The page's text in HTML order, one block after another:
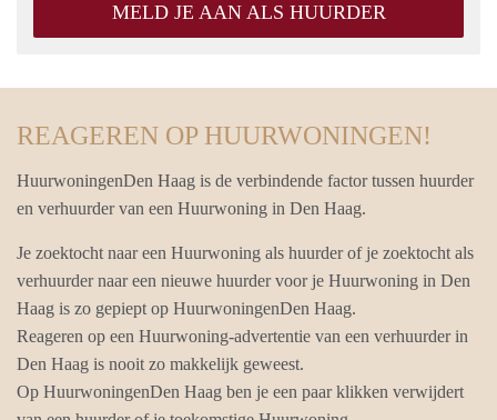
MELD JE AAN ALS HUURDER
REAGEREN OP HUURWONINGEN!
HuurwoningenDen Haag is de verbindende factor tussen huurder
en verhuurder van een Huurwoning in Den Haag.
Je zoektocht naar een Huurwoning als huurder of je zoektocht als
verhuurder naar een nieuwe huurder voor je Huurwoning in Den
Haag is zo gepiept op HuurwoningenDen Haag.
Reageren op een Huurwoning-advertentie van een verhuurder in
Den Haag is nooit zo makkelijk geweest.
Op HuurwoningenDen Haag ben je een paar klikken verwijdert